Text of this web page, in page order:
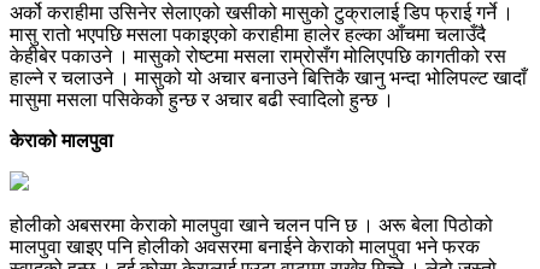
अर्को कराहीमा उसिनेर सेलाएको खसीको मासुको टुक्रालाई डिप फ्राई गर्ने ।
मासु रातो भएपछि मसला पकाइएको कराहीमा हालेर हल्का आँचमा चलाउँदै
केहीबेर पकाउने । मासुको रोष्टमा मसला राम्रोसँग मोलिएपछि कागतीको रस
हाल्ने र चलाउने । मासुको यो अचार बनाउने बित्तिकै खानु भन्दा भोलिपल्ट खादाँ
मासुमा मसला पसिकेको हुन्छ र अचार बढी स्वादिलो हुन्छ ।
केराको मालपुवा
होलीको अबसरमा केराको मालपुवा खाने चलन पनि छ । अरू बेला पिठोको
मालपुवा खाइए पनि होलीको अवसरमा बनाईने केराको मालपुवा भने फरक